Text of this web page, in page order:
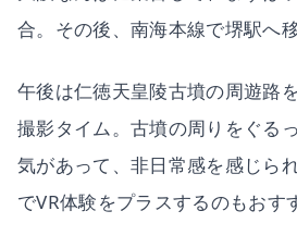
合。その後、南海本線で堺駅へ
午後は仁徳天皇陵古墳の周遊路
撮影タイム。古墳の周りをぐる
気があって、非日常感を感じら
でVR体験をプラスするのもおす